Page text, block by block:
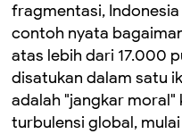
fragmentasi,
contoh nyata
atas lebih dari 17.000
disatukan dalam satu
adalah "jangkar
turbulensi global,